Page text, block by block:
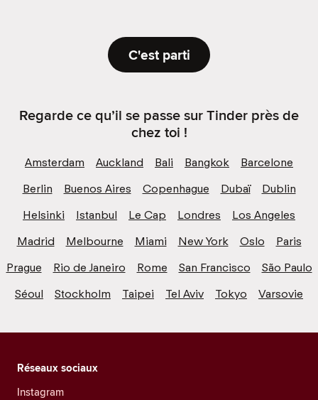
C'est parti
Regarde ce qu’il se passe sur Tinder près de
chez toi !
Amsterdam Auckland Bali Bangkok
Barcelone
Berlin
Buenos Aires Copenhague Dubaï
Dublin
Helsinki
Istanbul Le Cap Londres
Los Angeles
Madrid
Melbourne Miami New York Oslo
Paris
Prague
Rio de Janeiro Rome San Francisco
São Paulo
Séoul
Stockholm Taipei Tel Aviv Tokyo Varsovie
Réseaux sociaux
Instagram